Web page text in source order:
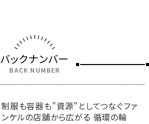
バックナンバー
BACK NUMBER
制服も容器も"資源"としてつなぐファ
ンケルの店舗から広がる 循環の輪